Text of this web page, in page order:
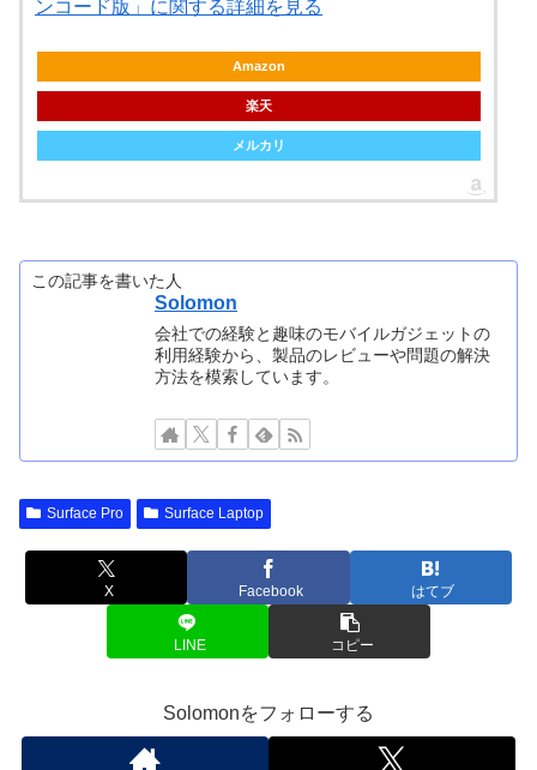
ンコード版」に関する詳細を見る
Amazon
楽天
メルカリ
この記事を書いた人
Solomon
会社での経験と趣味のモバイルガジェットの
利用経験から、製品のレビューや問題の解決
方法を模索しています。
Surface Pro Surface Laptop
X Facebook はてブ
LINE コピー
Solomonをフォローする